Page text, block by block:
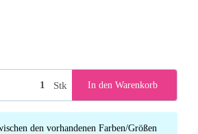
Stk In den Warenkorb
den vorhandenen Farben/Größen